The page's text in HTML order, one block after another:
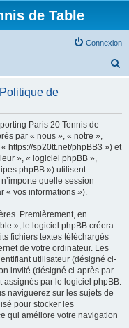
de Table
Connexion
h
de
Paris 20 Tennis de
par « nous », « notre »,
https://sp20tt.net/phpBB3 ») et
», « logiciel phpBB »,
phpBB ») utilisent
quelle session
« vos informations »).
Premièrement, en
», le logiciel phpBB créera
fichiers textes téléchargés
de votre ordinateur. Les
utilisateur (désigné ci-
invité (désigné ci-après par
assignés par le logiciel phpBB.
naviguerez sur les sujets de
pour stocker les
qui améliore votre navigation